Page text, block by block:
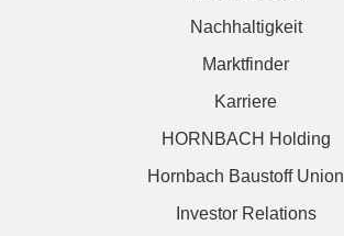
Nachhaltigkeit
Marktfinder
Karriere
HORNBACH Holding
Hornbach Baustoff Union
Investor Relations